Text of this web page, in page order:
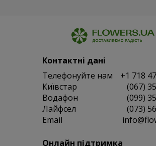
Контактні дані
Телефонуйте нам
+1 718
Київстар
(067)
Водафон
(099)
Лайфсел
(073)
Email
Онлайн підтримка